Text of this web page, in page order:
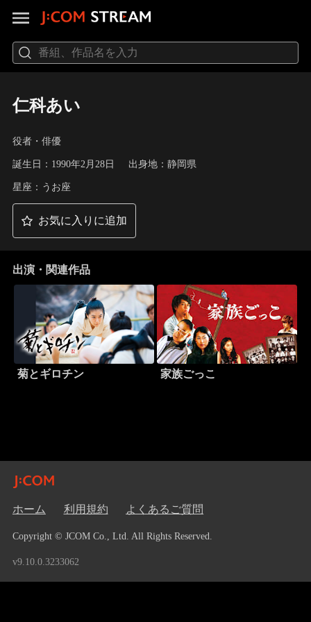
仁科あい
役者・俳優
誕生日：1990年2月28日 出身地：静岡県
星座：うお座
お気に入りに追加
出演・関連作品
菊とギロチン 家族ごっこ
ホーム 利用規約 よくあるご質問
Copyright © JCOM Co., Ltd. All Rights Reserved.
v9.10.0.3233062